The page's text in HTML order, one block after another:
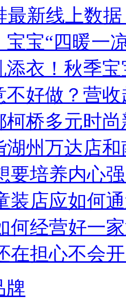
最新线上数
宝宝“四暖一
添衣！秋季
不好做？营
柯桥多元时
湖州万达店
要培养内心
装店应如何
何经营好一
在担心不会
牌